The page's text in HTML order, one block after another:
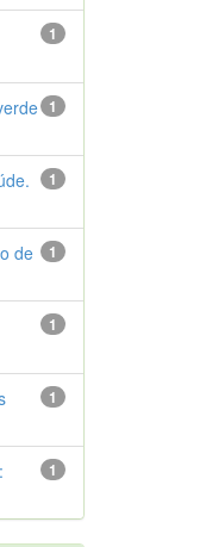
1
1
1
1
de
1
1
1